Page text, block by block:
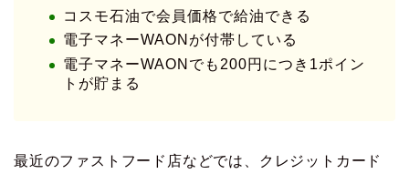
コスモ石油で会員価格で給油できる
電子マネーWAONが付帯している
電子マネーWAONでも200円につき1ポイン
トが貯まる
最近のファストフード店などでは、クレジットカード